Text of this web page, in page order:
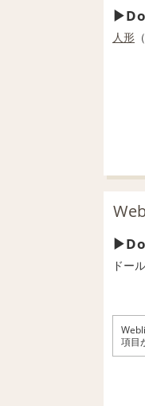
人形 （
ドー
項目